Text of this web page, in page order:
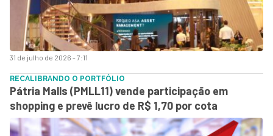
31 de julho de 2026 - 7:11
RECALIBRANDO O PORTFÓLIO
Pátria Malls (PMLL11) vende participação em
shopping e prevê lucro de R$ 1,70 por cota